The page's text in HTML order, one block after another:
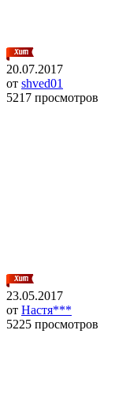
20.07.2017
от shved01
5217 просмотров
23.05.2017
от Настя***
5225 просмотров